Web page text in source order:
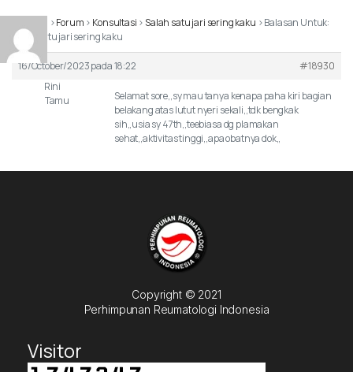
›Forum › Konsultasi ›Salah satu jari sering kaku ›Balasan Untuk:
Salah satu jari sering kaku
16/October/2023 pada 18:22
#18930
Rini
Tamu
Selamat sore,,sy mau tanya kenapa paha kiri bagian
belakang atas lutut nyeri sekali,,tdk bengkak
sih,,usia sy 47th,,teebiasa dg plamakan
sehat,,aktivitas tinggi,,apa obatnya dok,,
Copyright © 2021
Perhimpunan Reumatologi Indonesia
Visitor